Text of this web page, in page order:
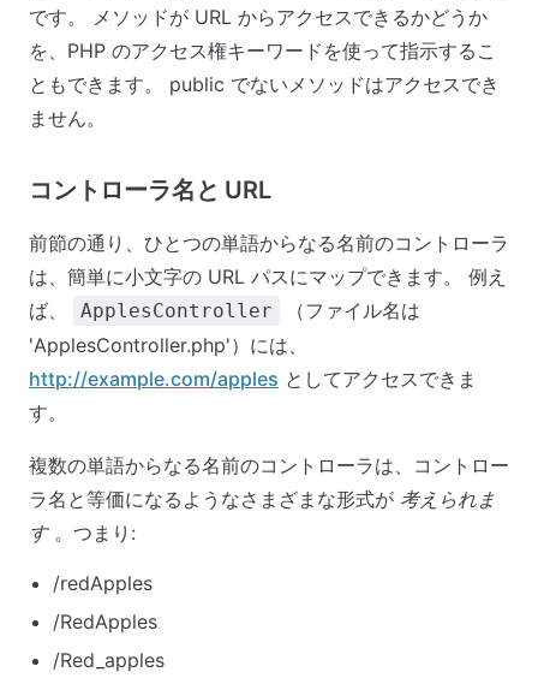
です。 メソッドが URL からアクセスできるかどうか
を、PHP のアクセス権キーワードを使って指示するこ
ともできます。 public でないメソッドはアクセスでき
ません。
コントローラ名と URL
前節の通り、ひとつの単語からなる名前のコントローラ
は、簡単に小文字の URL パスにマップできます。 例え
ば、
ApplesController
（ファイル名は
'ApplesController.php'）には、
http://example.com/apples としてアクセスできま
す。
複数の単語からなる名前のコントローラは、コントロー
ラ名と等価になるようなさまざまな形式が 考えられま
す。つまり:
/redApples
/RedApples
/Red_apples